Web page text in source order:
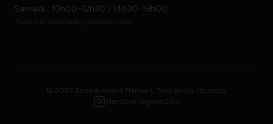
Samedi : 10h00-12h30 / 14h30-19h00